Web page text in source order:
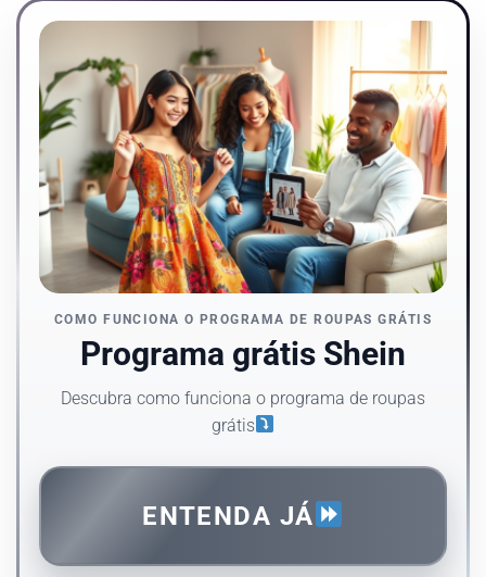
COMO FUNCIONA O PROGRAMA DE ROUPAS GRÁTIS
Programa grátis Shein
Descubra como funciona o programa de roupas
grátis
ENTENDA JÁ